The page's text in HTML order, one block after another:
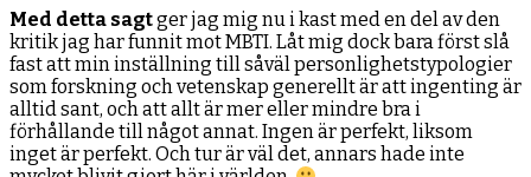
Med detta sagtger jag mig nu i kast med en del av den
kritik jag har funnit mot MBTI. Låt mig dock bara först slå
fast att min inställning till såväl personlighetstypologier
som forskning och vetenskap generellt är att ingenting är
alltid sant, och att allt är mer eller mindre bra i
förhållande till något annat. Ingen är perfekt, liksom
inget är perfekt. Och tur är väl det, annars hade inte